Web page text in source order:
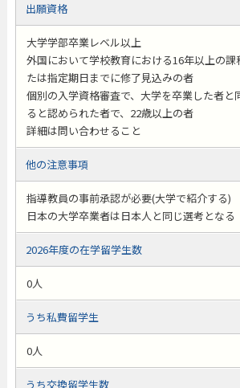
出願資格
大学学部卒業レベル以上
外国において学校教育における16年以上の課
たは指定期日までに修了見込みの者
個別の入学資格審査で、大学を卒業した者と
ると認められた者で、22歳以上の者
詳細は問い合わせること
他の注意事項
指導教員の事前承認が必要(大学で紹介する)
日本の大学卒業者は日本人と同じ選考となる
2026年度の在学留学生数
0人
うち私費留学生
0人
うち交換留学生数